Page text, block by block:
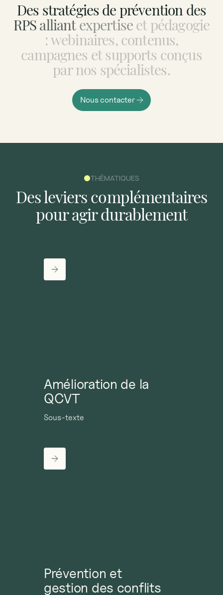
Des stratégiesdeprévention des
RPSalliant expertiseetpédagogie
:webinaires,contenus,
campagnes et supports conçus
parnos spécialistes.
Nous contacter
THÉMATIQUES
Deslevierscomplémentaires
pouragirdurablement
Amélioration de la
QCVT
Sous-texte
Prévention et
gestion des conflits